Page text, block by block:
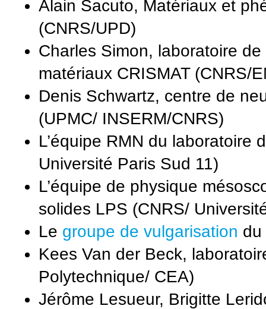
Alain Sacuto, Matériaux et
(CNRS/UPD)
Charles Simon, laboratoire
matériaux CRISMAT (CNRS/
Denis Schwartz, centre de
(UPMC/ INSERM/CNRS)
L’équipe RMN du laboratoire
Université Paris Sud 11)
L’équipe de physique
solides LPS (CNRS/
Le groupe de vulgarisation du
Kees Van der Beck,
Polytechnique/ CEA)
Jérôme Lesueur, Brigitte